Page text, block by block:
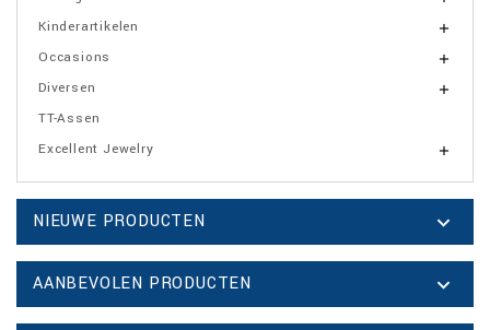
Kinderartikelen 
Occasions 
Diversen 
TT-Assen
Excellent Jewelry

NIEUWE PRODUCTEN 
AANBEVOLEN PRODUCTEN 